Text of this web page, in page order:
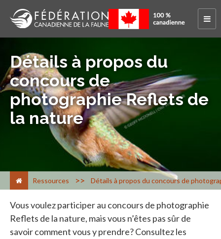
Détails à propos du
concours de
photographie Reflets de
la nature
Ressources > Détails à propos du concours de
Vous voulez participer au concours de photographie
Reflets de la nature, mais vous n’êtes pas sûr de
savoir comment vous y prendre? Consultez les